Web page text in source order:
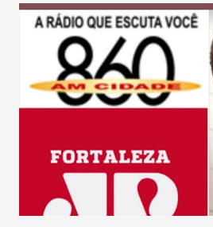
críticas sobre a distância dos locais
casos. Explico: se dá de forma
busca o ponto mais próximo
Quando excede o limite de
sistema encontra outro disponível.
todo mundo pertinho de casa, eu
gente redistribui conforme a